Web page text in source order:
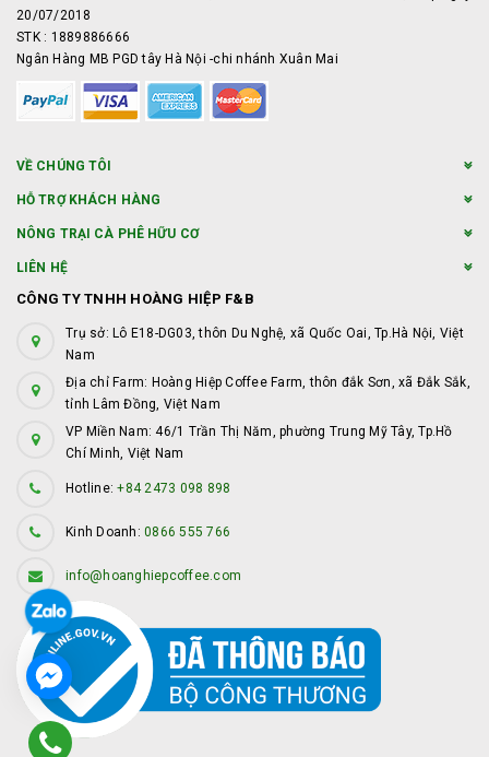
20/07/2018
STK : 1889886666
Ngân Hàng MB PGD tây Hà Nội -chi nhánh Xuân Mai
VỀ CHÚNG TÔI
HỖ TRỢ KHÁCH HÀNG
NÔNG TRẠI CÀ PHÊ HỮU CƠ
LIÊN HỆ
CÔNG TY TNHH HOÀNG HIỆP F&B
Trụ sở: Lô E18-DG03, thôn Du Nghệ, xã Quốc Oai, Tp.Hà Nội, Việt
Nam
Địa chỉ Farm: Hoàng Hiệp Coffee Farm, thôn đắk Sơn, xã Đắk Sắk,
tỉnh Lâm Đồng, Việt Nam
VP Miền Nam: 46/1 Trần Thị Năm, phường Trung Mỹ Tây, Tp.Hồ
Chí Minh, Việt Nam
Hotline:+84 2473 098 898
Kinh Doanh: 0866 555 766
info@hoanghiepcoffee.com